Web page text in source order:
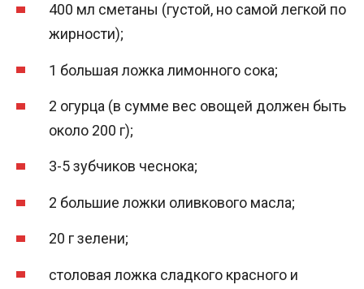
400 мл сметаны (густой, но самой легкой по
жирности);
1 большая ложка лимонного сока;
2 огурца (в сумме вес овощей должен быть
около 200 г);
3-5 зубчиков чеснока;
2 большие ложки оливкового масла;
20 г зелени;
столовая ложка сладкого красного и